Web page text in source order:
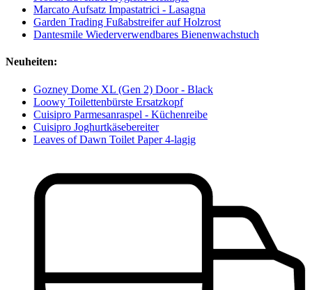
Marcato Aufsatz Impastatrici - Lasagna
Garden Trading Fußabstreifer auf Holzrost
Dantesmile Wiederverwendbares Bienenwachstuch
Neuheiten:
Gozney Dome XL (Gen 2) Door - Black
Loowy Toilettenbürste Ersatzkopf
Cuisipro Parmesanraspel - Küchenreibe
Cuisipro Joghurtkäsebereiter
Leaves of Dawn Toilet Paper 4-lagig